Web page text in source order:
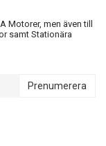
Motorer, men även till
samt Stationära
Prenumerera